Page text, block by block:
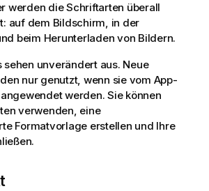
werden die Schriftarten überall
auf dem Bildschirm, in der
beim Herunterladen von Bildern.
sehen unverändert aus. Neue
nur genutzt, wenn sie vom App-
werden. Sie können
verwenden, eine
Formatvorlage erstellen und Ihre